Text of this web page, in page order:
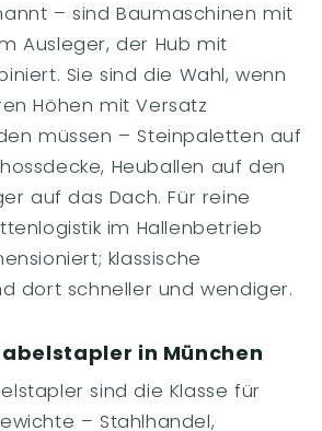
– sind Baumaschinen mit
Ausleger, der Hub mit
Sie sind die Wahl, wenn
Höhen mit Versatz
müssen – Steinpaletten auf
Heuballen auf den
auf das Dach. Für reine
im Hallenbetrieb
klassische
dort schneller und wendiger.
in München
sind die Klasse für
– Stahlhandel,